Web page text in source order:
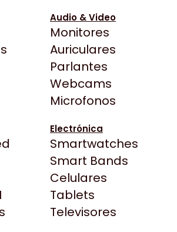
Audio & Video
Monitores
Auriculares
Parlantes
Webcams
Microfonos
Electrónica
Smartwatches
Smart Bands
Celulares
Tablets
Televisores
la página de Space